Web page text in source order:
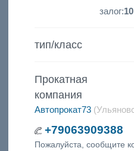
залог:
тип/класс
Прокатная
компания
Автопрокат73
+79063909388
Пожалуйста, сообщите